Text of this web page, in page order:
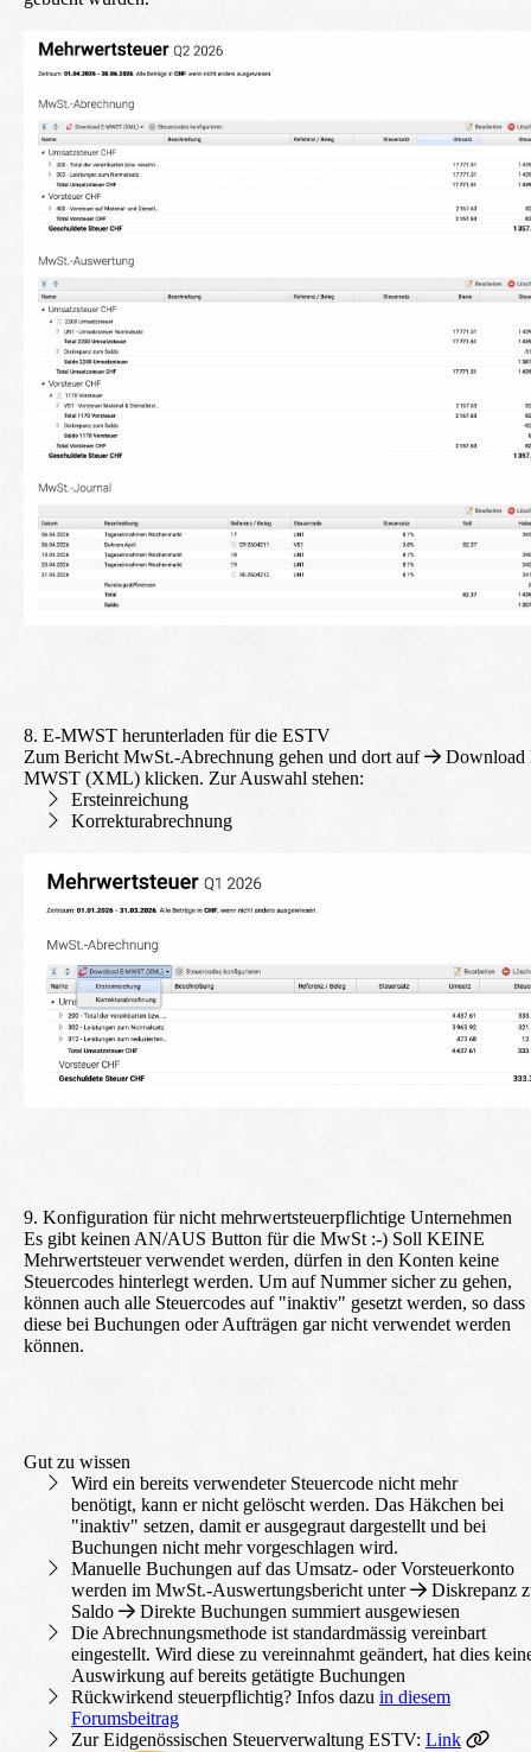
8. E-MWST herunterladen für die ESTV
Zum Bericht MwSt.-Abrechnung gehen und dort auf
Download
MWST (XML) klicken. Zur Auswahl stehen:
Ersteinreichung
Korrekturabrechnung
9. Konfiguration für nicht mehrwertsteuerpflichtige Unternehmen
Es gibt keinen AN/AUS Button für die MwSt :-) Soll KEINE
Mehrwertsteuer verwendet werden, dürfen in den Konten keine
Steuercodes hinterlegt werden. Um auf Nummer sicher zu gehen,
können auch alle Steuercodes auf "inaktiv" gesetzt werden, so dass
diese bei Buchungen oder Aufträgen gar nicht verwendet werden
können.
Gut zu wissen
Wird ein bereits verwendeter Steuercode nicht mehr
benötigt, kann er nicht gelöscht werden. Das Häkchen bei
"inaktiv" setzen, damit er ausgegraut dargestellt und bei
Buchungen nicht mehr vorgeschlagen wird.
Manuelle Buchungen auf das Umsatz- oder Vorsteuerkonto
werden im MwSt.-Auswertungsbericht unter
Diskrepanz
Saldo
Direkte Buchungen summiert ausgewiesen
Die Abrechnungsmethode ist standardmässig vereinbart
eingestellt. Wird diese zu vereinnahmt geändert, hat dies
Auswirkung auf bereits getätigte Buchungen
Rückwirkend steuerpflichtig? Infos dazu in diesem
Forumsbeitrag
Zur Eidgenössischen Steuerverwaltung ESTV: Link